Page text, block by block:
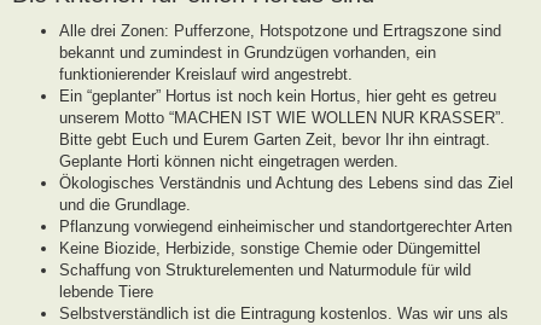
Alle drei Zonen: Pufferzone, Hotspotzone und Ertragszone sind
bekannt und zumindest in Grundzügen vorhanden, ein
funktionierender Kreislauf wird angestrebt.
Ein “geplanter” Hortus ist noch kein Hortus, hier geht es getreu
unserem Motto “MACHEN IST WIE WOLLEN NUR KRASSER”.
Bitte gebt Euch und Eurem Garten Zeit, bevor Ihr ihn eintragt.
Geplante Horti können nicht eingetragen werden.
Ökologisches Verständnis und Achtung des Lebens sind das Ziel
und die Grundlage.
Pflanzung vorwiegend einheimischer und standortgerechter Arten
Keine Biozide, Herbizide, sonstige Chemie oder Düngemittel
Schaffung von Strukturelementen und Naturmodule für wild
lebende Tiere
Selbstverständlich ist die Eintragung kostenlos. Was wir uns als